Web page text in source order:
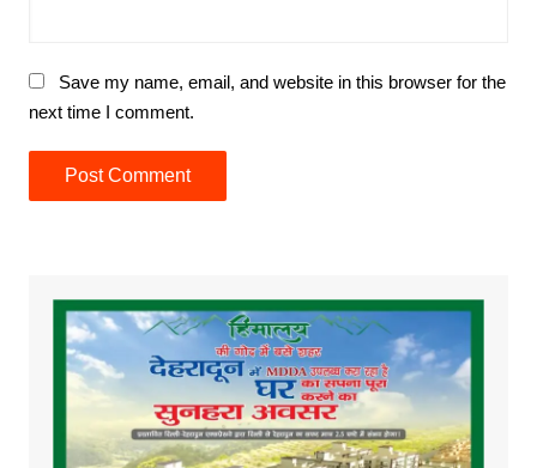
Save my name, email, and website in this browser for the
next time I comment.